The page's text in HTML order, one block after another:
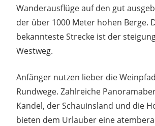
Wanderausflüge auf den gut
der über 1000 Meter hohen Berge.
bekannteste Strecke ist der
Westweg.
Anfänger nutzen lieber die
Rundwege. Zahlreiche
Kandel, der Schauinsland und die
bieten dem Urlauber eine